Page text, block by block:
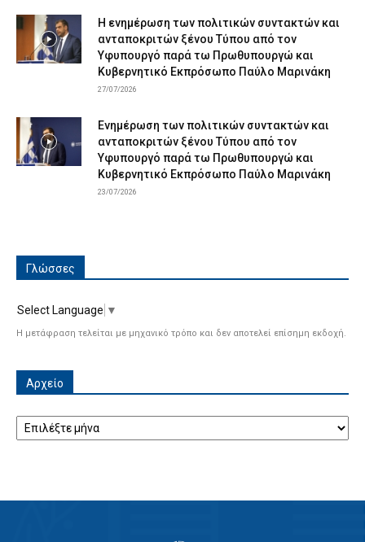
Η ενημέρωση των πολιτικών συντακτών και
ανταποκριτών ξένου Τύπου από τον
Υφυπουργό παρά τω Πρωθυπουργώ και
Κυβερνητικό Εκπρόσωπο Παύλο Μαρινάκη
27/07/2026
Ενημέρωση των πολιτικών συντακτών και
ανταποκριτών ξένου Τύπου από τον
Υφυπουργό παρά τω Πρωθυπουργώ και
Κυβερνητικό Εκπρόσωπο Παύλο Μαρινάκη
23/07/2026
Γλώσσες
Select Language ▼
Η μετάφραση τελείται με μηχανικό τρόπο και δεν αποτελεί επίσημη εκδοχή.
Αρχείο